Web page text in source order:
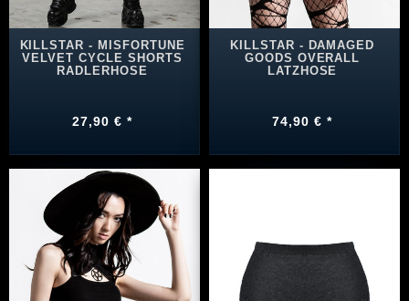
KILLSTAR - MISFORTUNE
VELVET CYCLE SHORTS
RADLERHOSE
27,90 € *
KILLSTAR - DAMAGED
GOODS OVERALL
LATZHOSE
74,90 € *